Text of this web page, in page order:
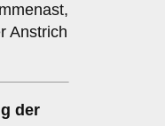
Anstrich
der